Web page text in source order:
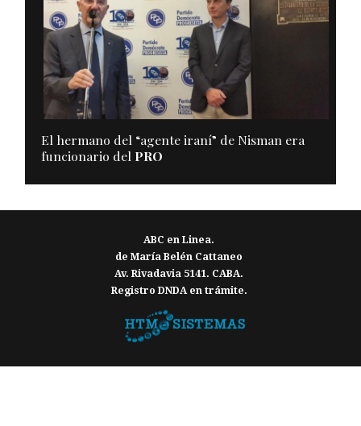
El hermano del “agente iraní” de Nisman era
funcionario del PRO
ABC en Linea.
de María Belén Cattaneo
Av. Rivadavia 5141. CABA.
Registro DNDA en trámite.